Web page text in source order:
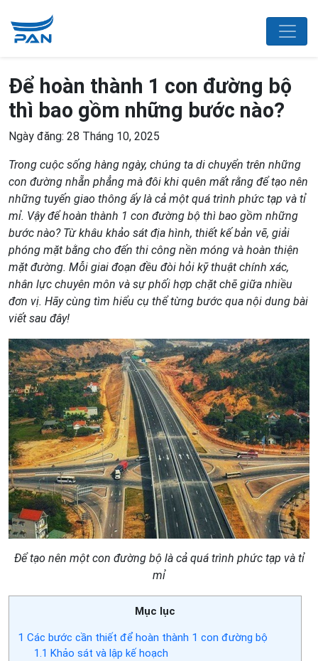
Để hoàn thành 1 con đường bộ
thì bao gồm những bước nào?
Ngày đăng: 28 Tháng 10, 2025
Trong cuộc sống hàng ngày, chúng ta di chuyển trên những
con đường nhẵn phẳng mà đôi khi quên mất rằng để tạo nên
những tuyến giao thông ấy là cả một quá trình phức tạp và tỉ
mỉ. Vậy để hoàn thành 1 con đường bộ thì bao gồm những
bước nào? Từ khâu khảo sát địa hình, thiết kế bản vẽ, giải
phóng mặt bằng cho đến thi công nền móng và hoàn thiện
mặt đường. Mỗi giai đoạn đều đòi hỏi kỹ thuật chính xác,
nhân lực chuyên môn và sự phối hợp chặt chẽ giữa nhiều
đơn vị. Hãy cùng tìm hiểu cụ thể từng bước qua nội dung bài
viết sau đây!
Để tạo nên một con đường bộ là cả quá trình phức tạp và tỉ
mỉ
Mục lục
1 Các bước cần thiết để hoàn thành 1 con đường bộ
1.1 Khảo sát và lập kế hoạch